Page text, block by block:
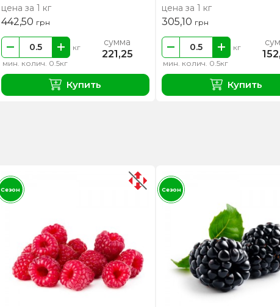
цена за 1 кг
442,50 грн
мин. колич. 0.5кг
кг сумма
221,25
Купить
цена за 1 кг
305,10 грн
мин. колич. 0.5кг
кг
Купить
Сезон Сезон